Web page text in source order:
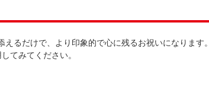
るだけで、より印象的で心に残るお祝いになります。
てみてください。